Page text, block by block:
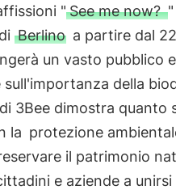
" See me now?
Berlino a partire dal
un vasto pubblico
sull'importanza della
3Bee dimostra
la protezione
il patrimonio
e aziende a unirsi